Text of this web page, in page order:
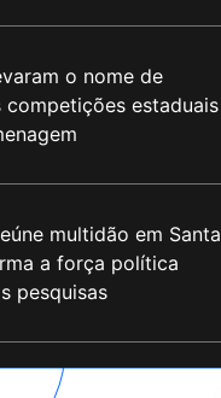
o nome de
competições estaduais
multidão em Santa
a força política
pesquisas